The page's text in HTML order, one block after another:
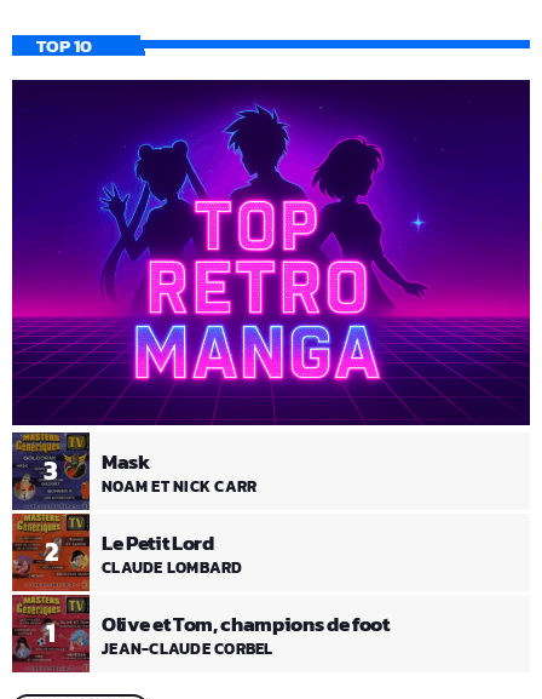
TOP 10
1 Olive et Tom, champions de foot
JEAN-CLAUDE CORBEL
2 Le Petit Lord
CLAUDE LOMBARD
3 Mask
NOAM ET NICK CARR